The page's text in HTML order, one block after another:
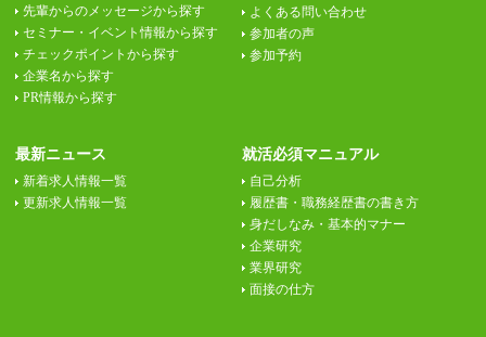
先輩からのメッセージから探す
セミナー・イベント情報から探す
チェックポイントから探す
企業名から探す
PR情報から探す
よくある問い合わせ
参加者の声
参加予約
最新ニュース
新着求人情報一覧
更新求人情報一覧
就活必須マニュアル
自己分析
履歴書・職務経歴書の書き方
身だしなみ・基本的マナー
企業研究
業界研究
面接の仕方